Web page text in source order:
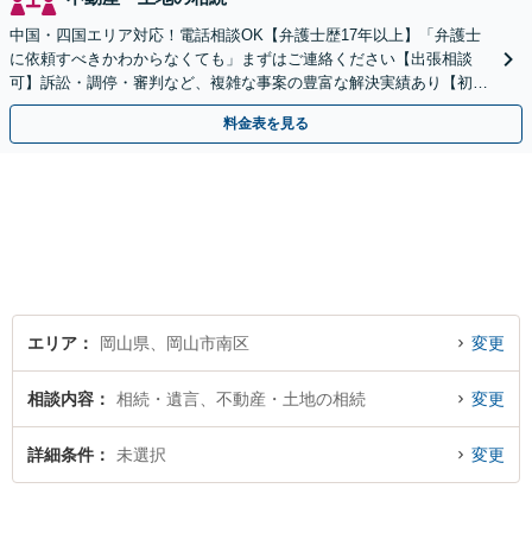
中国・四国エリア対応！電話相談OK【弁護士歴17年以上】「弁護士
に依頼すべきかわからなくても」まずはご連絡ください【出張相談
可】訴訟・調停・審判など、複雑な事案の豊富な解決実績あり【初回
相談無料】初回面談のみで解決できるケースもあります
料金表を見る
エリア 岡山県、岡山市南区 変更
相談内容 相続・遺言、不動産・土地の相続 変更
詳細条件 未選択 変更